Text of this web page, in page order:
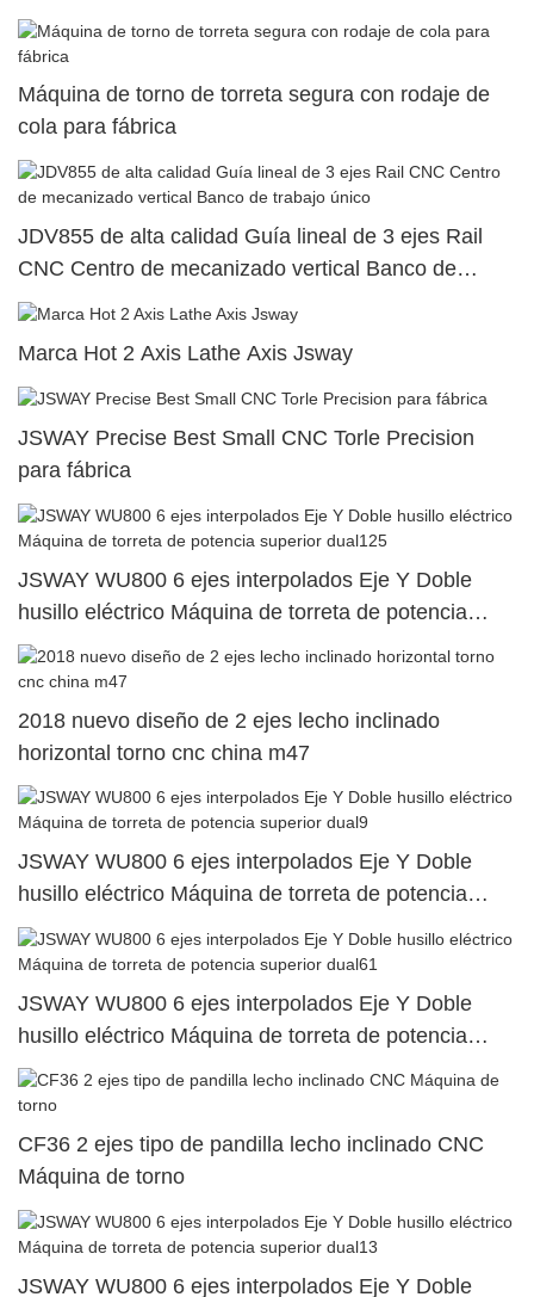
superior dual31
Máquina de torno de torreta segura con rodaje de
cola para fábrica
JDV855 de alta calidad Guía lineal de 3 ejes Rail
CNC Centro de mecanizado vertical Banco de
trabajo único
Marca Hot 2 Axis Lathe Axis Jsway
JSWAY Precise Best Small CNC Torle Precision
para fábrica
JSWAY WU800 6 ejes interpolados Eje Y Doble
husillo eléctrico Máquina de torreta de potencia
superior dual125
2018 nuevo diseño de 2 ejes lecho inclinado
horizontal torno cnc china m47
JSWAY WU800 6 ejes interpolados Eje Y Doble
husillo eléctrico Máquina de torreta de potencia
superior dual9
JSWAY WU800 6 ejes interpolados Eje Y Doble
husillo eléctrico Máquina de torreta de potencia
superior dual61
CF36 2 ejes tipo de pandilla lecho inclinado CNC
Máquina de torno
JSWAY WU800 6 ejes interpolados Eje Y Doble